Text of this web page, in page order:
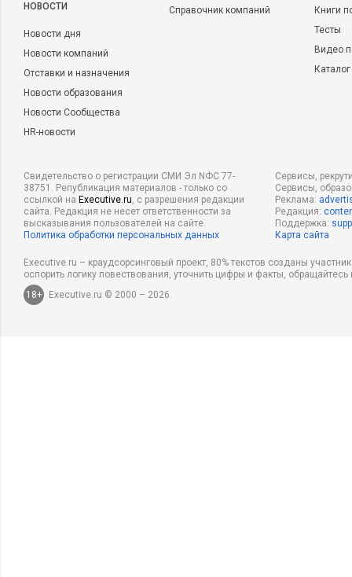
НОВОСТИ
Новости дня
Новости компаний
Отставки и назначения
Новости образования
Новости Сообщества
HR-новости
Справочник компаний
Книги
Тесты
Видео
Свидетельство о регистрации СМИ Эл NФС 77-
38751. Републикация материалов - только со
ссылкой на Executive.ru, с разрешения редакции
сайта. Редакция не несет ответственности за
высказывания пользователей на сайте.
Политика обработки персональных данных
Сервисы,
Сервисы,
Реклама:
Редакция:
Поддержка:
Карта сайта
Executive.ru – краудсорсинговый проект, 80% текстов созданы
оспорить логику повествования, уточнить цифры и факты,
18+
Executive.ru © 2000 – 2026.